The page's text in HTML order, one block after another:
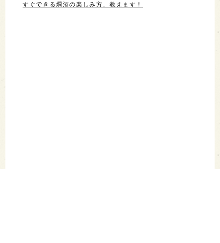
すぐできる燗酒の楽しみ方、教えます！